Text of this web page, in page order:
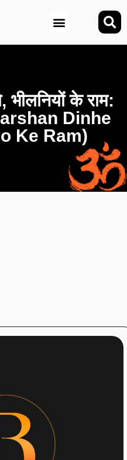
भीलनियों के राम:
Dinhe
Ke Ram)